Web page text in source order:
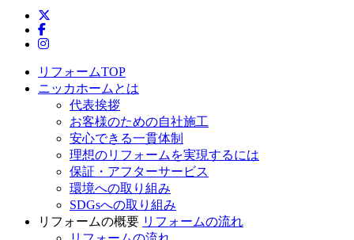
ニッカホーム公式Facebook
ニッカホーム公式Instagram
リフォームTOP
ニッカホームとは
代表挨拶
お客様のための自社施工
安心できる一貫体制
理想のリフォームを実現するには
保証・アフターサービス
環境への取り組み
SDGsへの取り組み
リフォームの概要 リフォームの流れ